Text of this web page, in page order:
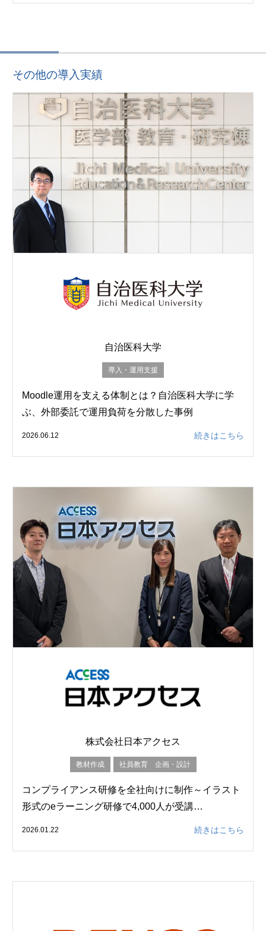
その他の導入実績
自治医科大学
導入・運用支援
Moodle運用を支える体制とは？自治医科大学に学
ぶ、外部委託で運用負荷を分散した事例
2026.06.12 続きはこちら
株式会社日本アクセス
教材作成 社員教育 企画・設計
コンプライアンス研修を全社向けに制作～イラスト
形式のeラーニング研修で4,000人が受講…
2026.01.22 続きはこちら